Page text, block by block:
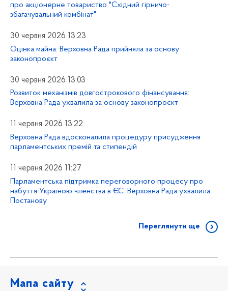
про акціонерне товариство "Східний гірничо-
збагачувальний комбінат"
30 червня 2026 13:23
Оцінка майна: Верховна Рада прийняла за основу
законопроєкт
30 червня 2026 13:03
Розвиток механізмів довгострокового фінансування:
Верховна Рада ухвалила за основу законопроєкт
11 червня 2026 13:22
Верховна Рада вдосконалила процедуру присудження
парламентських премій та стипендій
11 червня 2026 11:27
Парламентська підтримка переговорного процесу про
набуття Україною членства в ЄС: Верховна Рада ухвалила
Постанову
Переглянути ще
Мапа сайту